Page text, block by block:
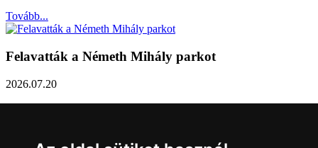
Tovább...
Felavatták a Németh Mihály parkot
2026.07.20